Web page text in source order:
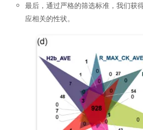
最后，通过严格的筛选标准，我们获
应相关的性状。